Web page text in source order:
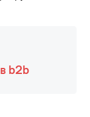
b2b